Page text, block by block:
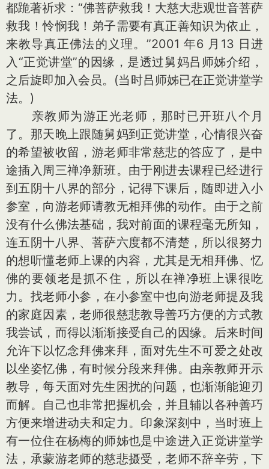
都跪著祈求：“佛菩萨救我！大慈大悲观世音菩萨
救我！怜悯我！弟子需要有真正善知识为依止，
来教导真正佛法的义理。”2001 年6 月13 日进
入“正觉讲堂”的因缘，是透过舅妈吕师姊介绍，
之后旋即加入会员。(当时吕师姊已在正觉讲堂学
法。)
亲教师为游正光老师，那时已开班八个月
了。那天晚上跟随舅妈到正觉讲堂，心情很兴奋
的希望被收留，游老师非常慈悲的答应了，是中
途插入周三禅净新班。由于刚进去课程已经进行
到五阴十八界的部分，记得下课后，随即进入小
参室，向游老师请教无相拜佛的动作。由于之前
没有什么佛法基础，我对前面的课程毫无所知，
连五阴十八界、菩萨六度都不清楚，所以很努力
的想听懂老师上课的内容，尤其是无相拜佛、忆
佛的要领老是抓不住，所以在禅净班上课很吃
力。找老师小参，在小参室中也向游老师提及我
的家庭因素，老师很慈悲教导善巧方便的方式教
我尝试，而得以渐渐接受自己的因缘。后来时间
允许下以忆念拜佛来拜，面对先生不可爱之处改
以坐姿忆佛，有时候分段来拜佛。由亲教师开示
教导，每天面对先生困扰的问题，也渐渐能迎刃
而解。自己也非常把握机会，并且辅以各种善巧
方便来增进动夫和定力。印象深刻中，当时班上
有一位住在杨梅的师姊也是中途进入正觉讲堂学
法，承蒙游老师的慈悲摄受，老师不辞辛劳，下